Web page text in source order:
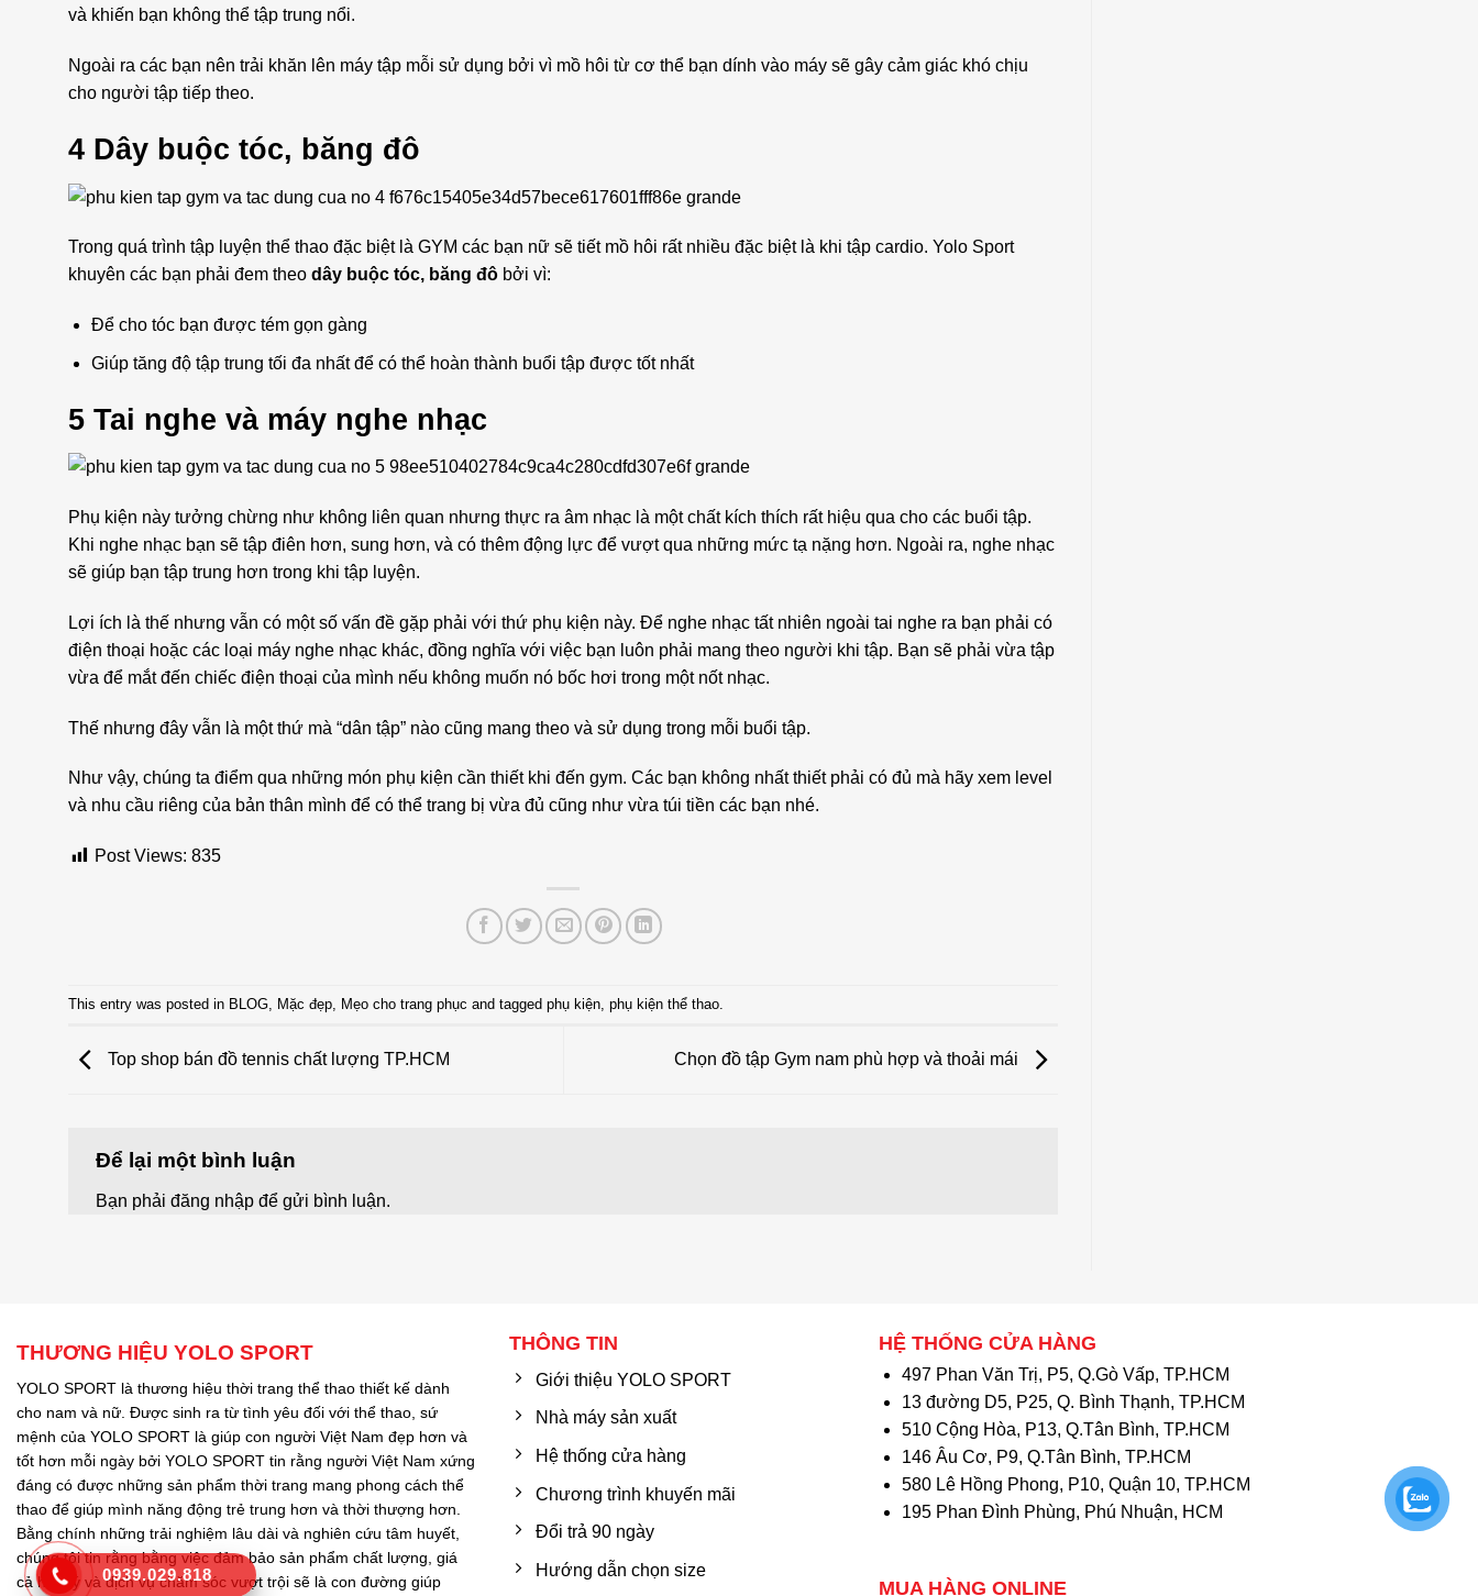
và khiến bạn không thể tập trung nổi.
Ngoài ra các bạn nên trải khăn lên máy tập mỗi sử dụng bởi vì mồ hôi từ cơ thể bạn dính vào máy sẽ gây cảm giác khó chịu
cho người tập tiếp theo.
4 Dây buộc tóc, băng đô
Trong quá trình tập luyện thể thao đặc biệt là GYM các bạn nữ sẽ tiết mồ hôi rất nhiều đặc biệt là khi tập cardio. Yolo Sport
khuyên các bạn phải đem theo dây buộc tóc, băng đô bởi vì:
Để cho tóc bạn được tém gọn gàng
Giúp tăng độ tập trung tối đa nhất để có thể hoàn thành buổi tập được tốt nhất
5 Tai nghe và máy nghe nhạc
Phụ kiện này tưởng chừng như không liên quan nhưng thực ra âm nhạc là một chất kích thích rất hiệu qua cho các buổi tập.
Khi nghe nhạc bạn sẽ tập điên hơn, sung hơn, và có thêm động lực để vượt qua những mức tạ nặng hơn. Ngoài ra, nghe nhạc
sẽ giúp bạn tập trung hơn trong khi tập luyện.
Lợi ích là thế nhưng vẫn có một số vấn đề gặp phải với thứ phụ kiện này. Để nghe nhạc tất nhiên ngoài tai nghe ra bạn phải có
điện thoại hoặc các loại máy nghe nhạc khác, đồng nghĩa với việc bạn luôn phải mang theo người khi tập. Bạn sẽ phải vừa tập
vừa để mắt đến chiếc điện thoại của mình nếu không muốn nó bốc hơi trong một nốt nhạc.
Thế nhưng đây vẫn là một thứ mà “dân tập” nào cũng mang theo và sử dụng trong mỗi buổi tập.
Như vậy, chúng ta điểm qua những món phụ kiện cần thiết khi đến gym. Các bạn không nhất thiết phải có đủ mà hãy xem level
và nhu cầu riêng của bản thân mình để có thể trang bị vừa đủ cũng như vừa túi tiền các bạn nhé.
Post Views: 835
This entry was posted in BLOG Mặc đẹp Mẹo cho trang phục and tagged phụ kiện phụ kiện thể thao
Top shop bán đồ tennis chất lượng TP.HCM Chọn đồ tập Gym nam phù hợp và thoải mái
Để lại một bình luận
Bạn phải đăng nhập để gửi bình luận.
THƯƠNG HIỆU YOLO SPORT
YOLO SPORT là thương hiệu thời trang thể thao thiết kế dành
cho nam và nữ. Được sinh ra từ tình yêu đối với thể thao, sứ
mệnh của YOLO SPORT là giúp con người Việt Nam đẹp hơn và
tốt hơn mỗi ngày bởi YOLO SPORT tin rằng người Việt Nam xứng
đáng có được những sản phẩm thời trang mang phong cách thể
thao để giúp mình năng động trẻ trung hơn và thời thượng hơn.
Bằng chính những trải nghiệm lâu dài và nghiên cứu tâm huyết,
chúng tôi tin rằng bằng việc đảm bảo sản phẩm chất lượng, giá
cả hợp lý và dịch vụ chăm sóc vượt trội sẽ là con đường giúp
THÔNG TIN
Giới thiệu YOLO SPORT
Nhà máy sản xuất
Hệ thống cửa hàng
Chương trình khuyến mãi
Đổi trả 90 ngày
Hướng dẫn chọn size
HỆ THỐNG CỬA HÀNG
497 Phan Văn Trị, P5, Q.Gò Vấp, TP.HCM
13 đường D5, P25, Q. Bình Thạnh, TP.HCM
510 Cộng Hòa, P13, Q.Tân Bình, TP.HCM
146 Âu Cơ, P9, Q.Tân Bình, TP.HCM
580 Lê Hồng Phong, P10, Quận 10, TP.HCM
195 Phan Đình Phùng, Phú Nhuận, HCM
MUA HÀNG ONLINE
0939.029.818